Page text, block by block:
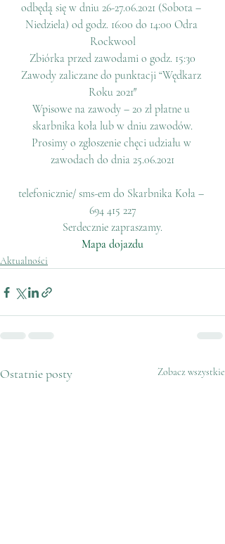
odbędą się w dniu 26-27.06.2021 (Sobota –
Niedziela) od godz. 16:00 do 14:00 Odra
Rockwool
Zbiórka przed zawodami o godz. 15:30
Zawody zaliczane do punktacji “Wędkarz
Roku 2021″
Wpisowe na zawody – 20 zł płatne u
skarbnika koła lub w dniu zawodów.
Prosimy o zgłoszenie chęci udziału w
zawodach do dnia 25.06.2021
telefonicznie/ sms-em do Skarbnika Koła –
694 415 227
Serdecznie zapraszamy​​​​​​​​​​​​​​.
Mapa dojazdu
Aktualności
Ostatnie posty Zobacz wszystkie